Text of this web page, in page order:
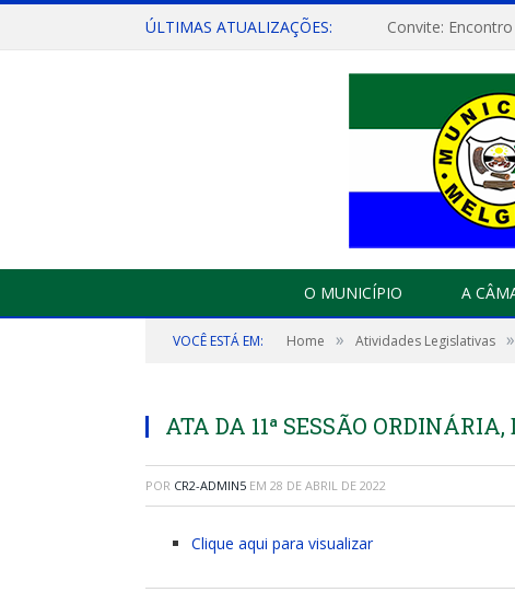
ÚLTIMAS ATUALIZAÇÕES:
O MUNICÍPIO A
VOCÊ ESTÁ EM: Home » Atividades Legislativas »
ATA DA 11ª SESSÃO
POR CR2-ADMIN5 EM 28 DE ABRIL DE 2022
Clique aqui para visualizar